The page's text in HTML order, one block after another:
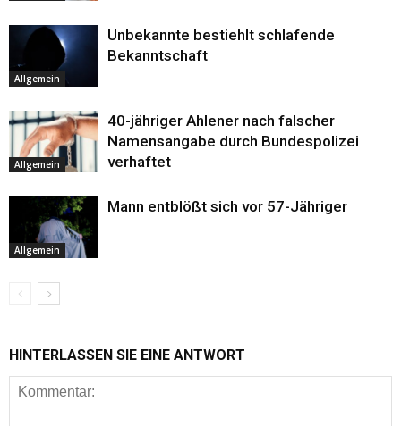
Allgemein
Unbekannte bestiehlt schlafende
Bekanntschaft
Allgemein
40-jähriger Ahlener nach falscher
Namensangabe durch Bundespolizei
verhaftet
Allgemein
Mann entblößt sich vor 57-Jähriger
HINTERLASSEN SIE EINE ANTWORT